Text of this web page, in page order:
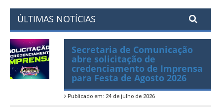
ÚLTIMAS NOTÍCIAS
Secretaria de Comunicação
abre solicitação de
credenciamento de Imprensa
para Festa de Agosto 2026